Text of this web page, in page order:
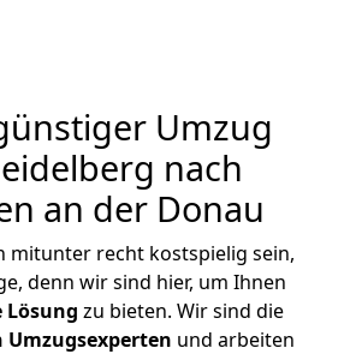
Umzug
nach
an der Donau
mitunter recht kostspielig sein,
denn wir sind hier, um Ihnen
Lösung zu bieten. Wir sind die
und arbeiten